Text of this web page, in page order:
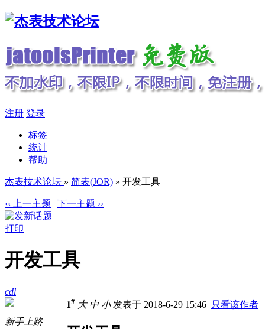
注册 登录
标签
统计
帮助
杰表技术论坛 » 简表(JOR) » 开发工具
‹‹ 上一主题 | 下一主题 ››
打印
开发工具
cdl
新手上路
1# 大 中 小发表于 2018-6-29 15:46 只看该作者